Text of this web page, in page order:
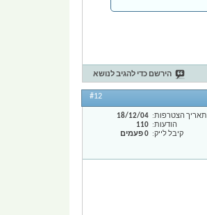
הירשם כדי להגיב לנושא
#12
תאריך הצטרפות
18/12/04
הודעות
110
קיבל לייק
0 פעמים